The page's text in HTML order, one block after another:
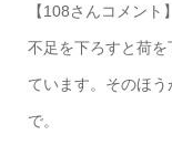
【108さんコメント】
不足を下ろすと荷
ています。そのほ
で。